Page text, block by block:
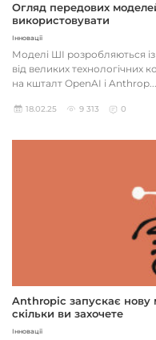
Огляд передових моделей
використовувати
Інновації
Моделі ШІ розробляються
від великих технологічних
на кшталт OpenAI і Anthrop...
18.02.25 9 313 0
Anthropic запускає нову
скільки ви захочете
Інновації